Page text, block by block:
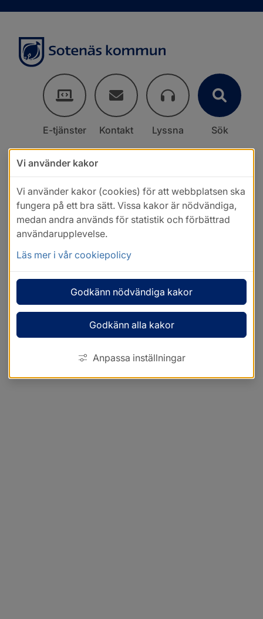
E-tjänster Kontakt Lyssna Sök
Vi använder kakor
Vi använder kakor (cookies) för att webbplatsen ska
fungera på ett bra sätt. Vissa kakor är nödvändiga,
medan andra används för statistik och förbättrad
användarupplevelse.
Läs mer i vår cookiepolicy
Godkänn nödvändiga kakor
Godkänn alla kakor
Anpassa inställningar